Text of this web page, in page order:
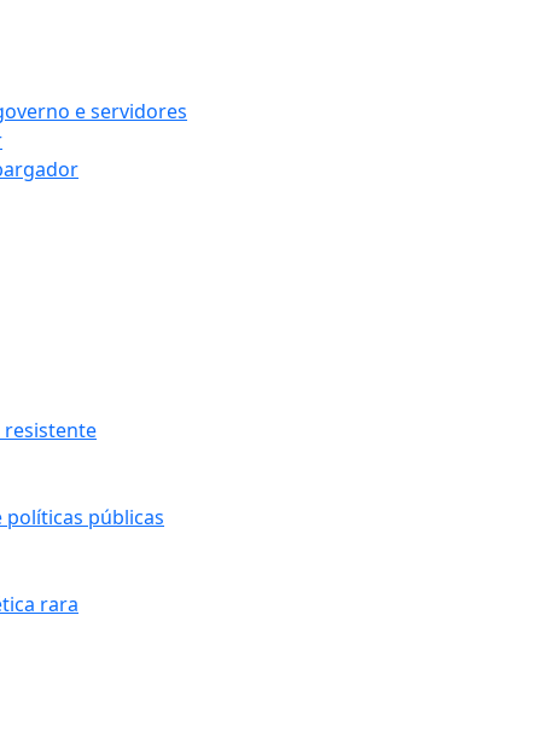
e servidores
políticas públicas
rara